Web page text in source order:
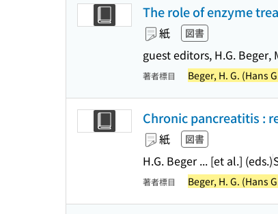
The role of enzyme
紙 図書
guest editors, H.G. Beger,
著者標目 Beger, H. G. (Hans
Chronic pancreatitis :
紙 図書
H.G. Beger ... [et al.] (eds.)
著者標目 Beger, H. G. (Hans